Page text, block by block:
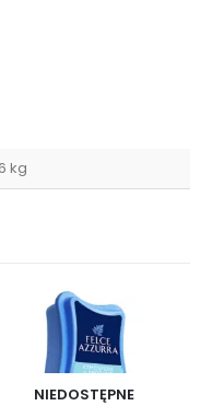
kg
NIEDOSTĘPNE